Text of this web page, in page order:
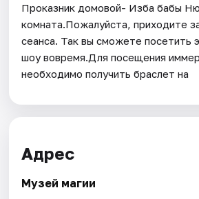
Проказник домовой- Изба бабы
комната.Пожалуйста, приходите
сеанса. Так вы сможете посетить
шоу вовремя.Для посещения
необходимо получить браслет на
Адрес
Музей магии